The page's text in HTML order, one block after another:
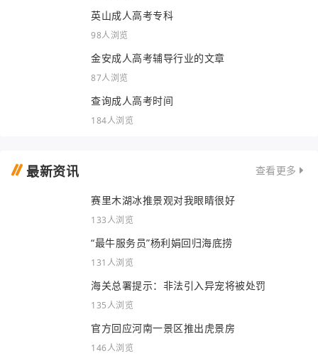
英山成人高考专科
98人浏览
金安成人高考辅导行业的文章
87人浏览
查询成人高考时间
184人浏览
最新资讯 查看更多
赛里木湖冰推景观对我眼睛很好
133人浏览
“最牛服务员”杨利娟回归海底捞
131人浏览
海关总署提示：非法引入异宠将被处罚
135人浏览
官方回应河南一景区推出虎景房
146人浏览